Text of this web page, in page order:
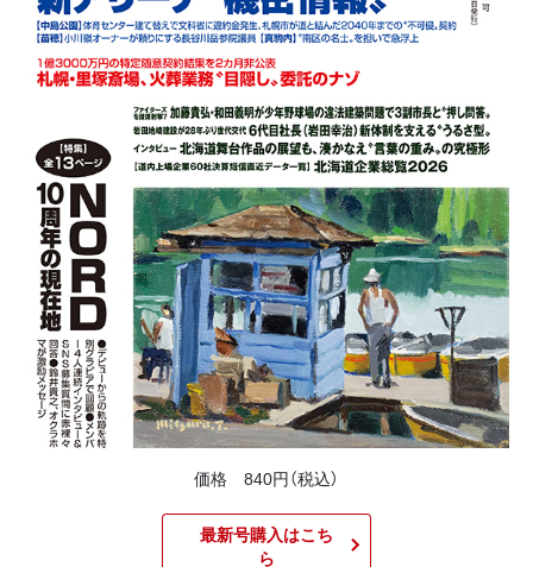
価格 840円（税込）
最新号購入はこち
ら​